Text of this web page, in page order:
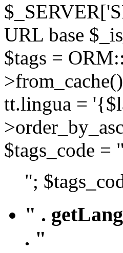
URL base
$tags =
tt.lingua =
$tags_code = "
";
" .
. "